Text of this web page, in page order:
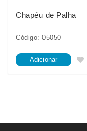
Chapéu de Palha
Código: 05050
Adicionar